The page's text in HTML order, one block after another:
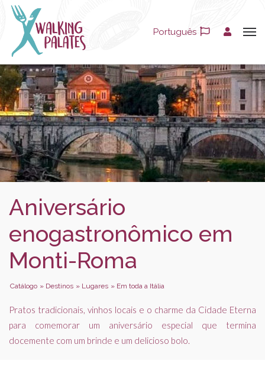
Português
Aniversário
enogastronômico em
Monti-Roma
Catálogo » Destinos » Lugares » Em toda a Itália
Pratos tradicionais, vinhos locais e o charme da Cidade Eterna
para comemorar um aniversário especial que termina
docemente com um brinde e um delicioso bolo.